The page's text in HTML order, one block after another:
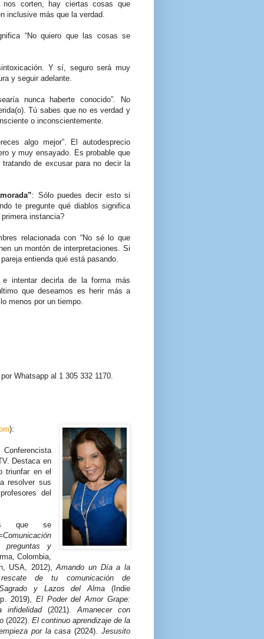
corten, hay ciertas cosas que
inclusive más que la verdad.
“No quiero que las cosas se
Y sí, seguro será muy
y seguir adelante.
nunca haberte conocido”. No
Tú sabes que no es verdad y
o inconscientemente.
algo mejor”. El autodesprecio
y muy ensayado. Es probable que
de excusar para no decir la
: Sólo puedes decir esto si
te pregunte qué diablos significa
instancia?
relacionada con “No sé lo que
un montón de interpretaciones. Si
entienda qué está pasando.
intentar decirla de la forma más
que deseamos es herir más a
menos por un tiempo.
Whatsapp al 1 305 332 1170.
):
Destaca en
triunfar en el
resolver sus
del
que se
y
Colombia,
USA, 2012),Amando un Día a la
de tu comunicación de
y Lazos del Alma(Indie
2019), El Poder del Amor Grape:
infidelidad(2021).Amanecer con
(2022). El continuo aprendizaje de la
por la casa (2024).Jesusito